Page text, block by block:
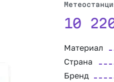
10
Материал
Страна
Бренд